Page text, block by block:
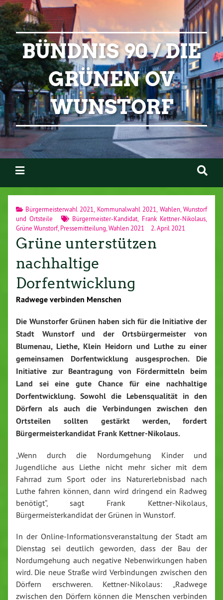
BÜNDNIS 90 / DIE
GRÜNEN OV
WUNSTORF
Bürgermeisterwahl 2021 Kommunalwahl 2021 Wahlen, Wunstorf
und Ortsteile
Bürgermeister-Kandidat Frank Kettner-Nikolaus
Grüne Wunstorf, Pressemitteilung Wahlen 2021 2. April 2021
Grüne unterstützen
nachhaltige
Dorfentwicklung
Radwege verbinden Menschen
Die Wunstorfer Grünen haben sich für die Initiative der
Stadt Wunstorf und der Ortsbürgermeister von
Blumenau, Liethe, Klein Heidorn und Luthe zu einer
gemeinsamen Dorfentwicklung ausgesprochen. Die
Initiative zur Beantragung von Fördermitteln beim
Land sei eine gute Chance für eine nachhaltige
Dorfentwicklung. Sowohl die Lebensqualität in den
Dörfern als auch die Verbindungen zwischen den
Ortsteilen sollten gestärkt werden, fordert
Bürgermeisterkandidat Frank Kettner-Nikolaus.
„Wenn durch die Nordumgehung Kinder und
Jugendliche aus Liethe nicht mehr sicher mit dem
Fahrrad zum Sport oder ins Naturerlebnisbad nach
Luthe fahren können, dann wird dringend ein Radweg
benötigt“, sagt Frank Kettner-Nikolaus,
Bürgermeisterkandidat der Grünen in Wunstorf.
In der Online-Informationsveranstaltung der Stadt am
Dienstag sei deutlich geworden, dass der Bau der
Nordumgehung auch negative Nebenwirkungen haben
wird. Die neue Straße wird Verbindungen zwischen den
Dörfern erschweren. Kettner-Nikolaus: „Radwege
zwischen den Dörfern können die Menschen verbinden